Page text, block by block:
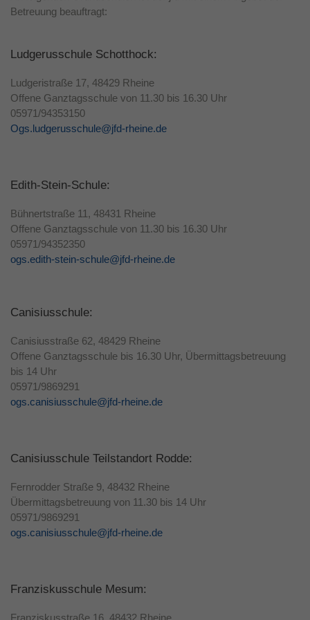
Betreuung beauftragt:
Ludgerusschule Schotthock:
Ludgeristraße 17, 48429 Rheine
Offene Ganztagsschule von 11.30 bis 16.30 Uhr
05971/94353150
Ogs.ludgerusschule@jfd-rheine.de
Edith-Stein-Schule:
Bühnertstraße 11, 48431 Rheine
Offene Ganztagsschule von 11.30 bis 16.30 Uhr
05971/94352350
ogs.edith-stein-schule@jfd-rheine.de
Canisiusschule:
Canisiusstraße 62, 48429 Rheine
Offene Ganztagsschule bis 16.30 Uhr, Übermittagsbetreuung
bis 14 Uhr
05971/9869291
ogs.canisiusschule@jfd-rheine.de
Canisiusschule Teilstandort Rodde:
Fernrodder Straße 9, 48432 Rheine
Übermittagsbetreuung von 11.30 bis 14 Uhr
05971/9869291
ogs.canisiusschule@jfd-rheine.de
Franziskusschule Mesum:
Franziskusstraße 16, 48432 Rheine
Laufzeit 1 Jahr
Dieses Cookie wird verwendet, um Ihre
speichern.